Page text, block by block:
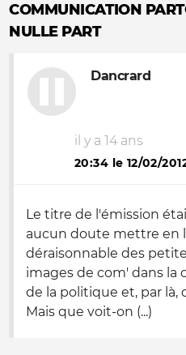
COMMUNICATION
NULLE PART
Dancrard
il y a 14 ans
20:34 le 12/02/
Le titre de l'émission
aucun doute mettre en
déraisonnable des
images de com' dans
de la politique et, par
Mais que voit-on (...)